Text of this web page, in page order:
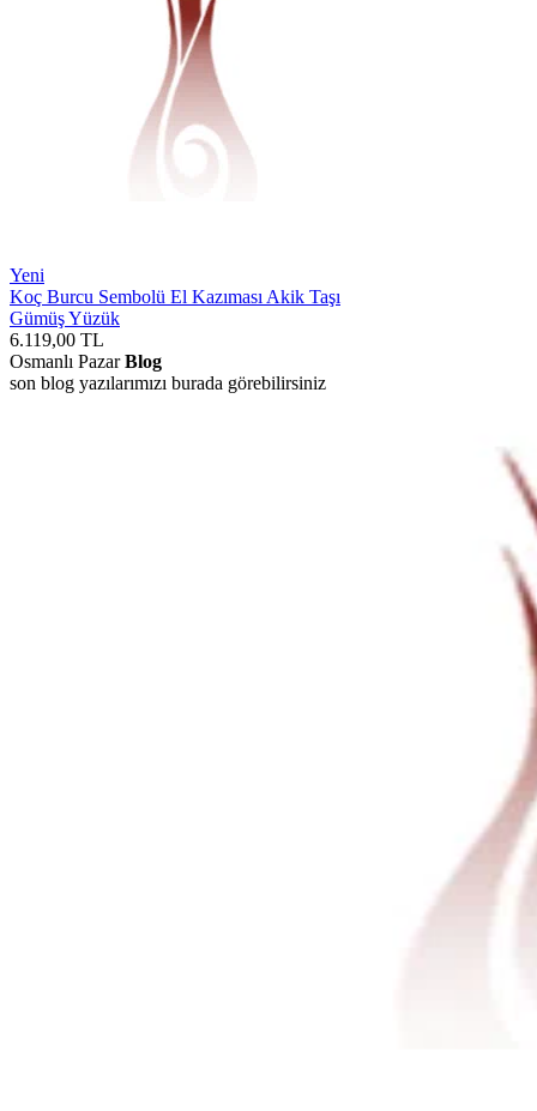
Yeni
Koç Burcu Sembolü El Kazıması Akik Taşı
Gümüş Yüzük
6.119,00 TL
Osmanlı PazarBlog
son blog yazılarımızı burada görebilirsiniz